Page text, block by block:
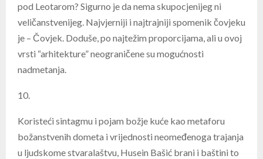
pod Leotarom? Sigurno je da nema skupocjenijeg ni
veličanstvenijeg. Najvjerniji i najtrajniji spomenik čovjeku
je – Čovjek. Doduše, po najtežim proporcijama, ali u ovoj
vrsti “arhitekture” neograničene su mogućnosti
nadmetanja.
10.
Koristeći sintagmu i pojam božje kuće kao metaforu
božanstvenih dometa i vrijednosti neomeđenoga trajanja
u ljudskome stvaralaštvu, Husein Bašić brani i baštini to